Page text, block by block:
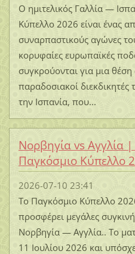
Ο ημιτελικός Γαλλία —
Κύπελλο 2026 είναι ένας
συναρπαστικούς αγώνες
κορυφαίες ευρωπαϊκές
συγκρούονται για μια θέση
παραδοσιακοί διεκδικητές
την Ισπανία, που...
Νορβηγία vs Αγγλία |
Παγκόσμιο Κύπελλο
2026-07-10 23:41
Το Παγκόσμιο Κύπελλο
προσφέρει μεγάλες
Νορβηγία — Αγγλία.. Το
11 Ιουλίου 2026 και